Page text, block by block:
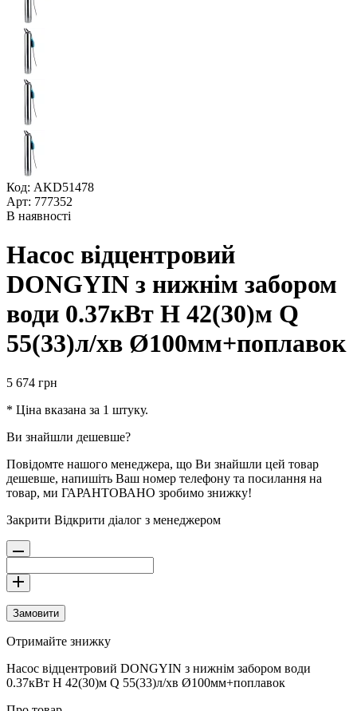
Код: AKD51478
Арт: 777352
В наявності
Насос вiдцентровий
DONGYIN з нижнім забором
води 0.37кВт H 42(30)м Q
55(33)л/хв Ø100мм+поплавок
5 674 грн
* Ціна вказана за 1 штуку.
Ви знайшли дешевше?
Повідомте нашого менеджера, що Ви знайшли цей товар
дешевше, напишіть Ваш номер телефону та посилання на
товар, ми ГАРАНТОВАНО зробимо знижку!
Закрити Відкрити діалог з менеджером
Замовити
Отримайте знижку
Насос вiдцентровий DONGYIN з нижнім забором води
0.37кВт H 42(30)м Q 55(33)л/хв Ø100мм+поплавок